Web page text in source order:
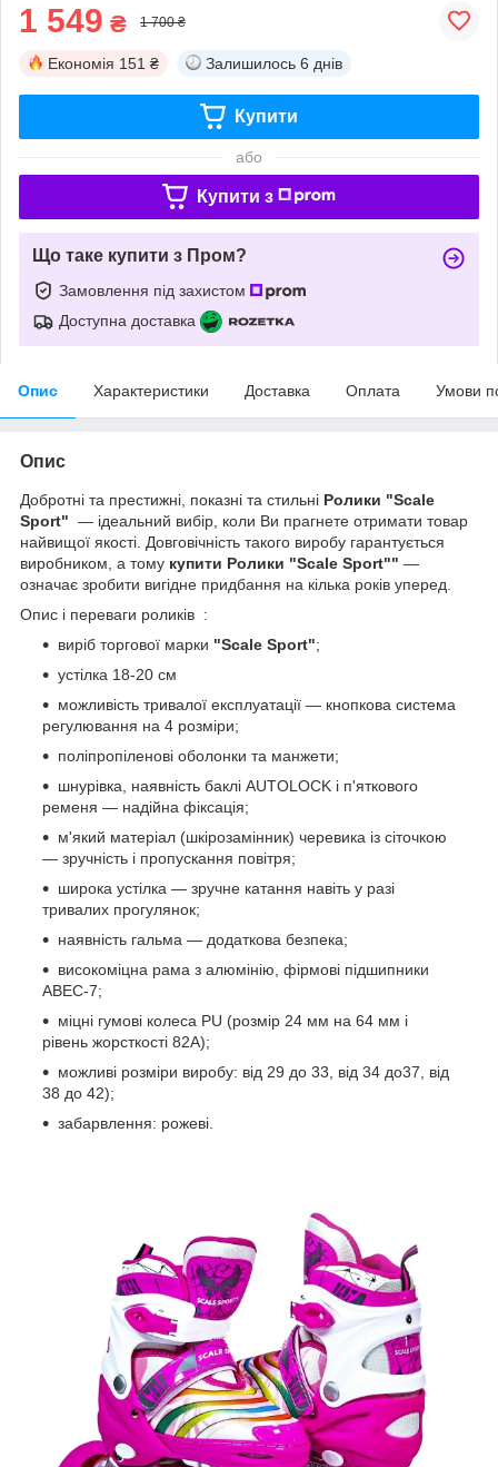
1 549 ₴ 1 700 ₴
Економія 151 ₴ Залишилось 6 днів
Купити
або
Купити з
Що таке купити з Пром?
Замовлення під захистом
Доступна доставка
Опис Характеристики Доставка Оплата Умови
Опис
Добротні та престижні, показні та стильні Ролики "Scale
Sport" — ідеальний вибір, коли Ви прагнете отримати товар
найвищої якості. Довговічність такого виробу гарантується
виробником, а тому купити Ролики "Scale Sport"" —
означає зробити вигідне придбання на кілька років уперед.
Опис і переваги роликів :
виріб торгової марки "Scale Sport";
устілка 18-20 см
можливість тривалої експлуатації — кнопкова система
регулювання на 4 розміри;
поліпропіленові оболонки та манжети;
шнурівка, наявність баклі AUTOLOCK і п'яткового
ременя — надійна фіксація;
м'який матеріал (шкірозамінник) черевика із сіточкою
— зручність і пропускання повітря;
широка устілка — зручне катання навіть у разі
тривалих прогулянок;
наявність гальма — додаткова безпека;
високоміцна рама з алюмінію, фірмові підшипники
ABEC-7;
міцні гумові колеса PU (розмір 24 мм на 64 мм і
рівень жорсткості 82A);
можливі розміри виробу: від 29 до 33, від 34 до37, від
38 до 42);
забарвлення: рожеві.